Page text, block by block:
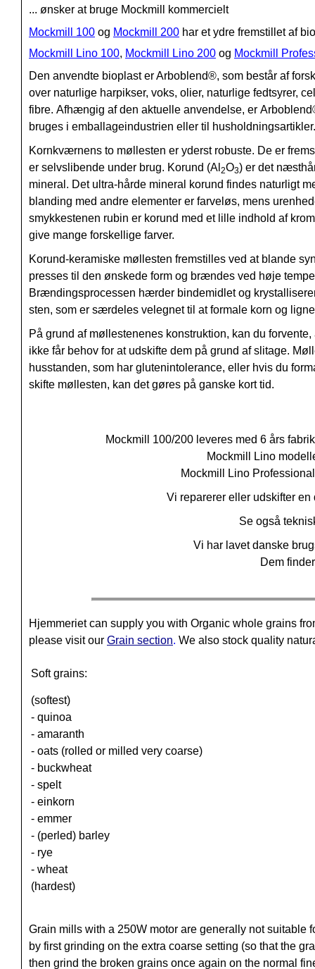
... ønsker at bruge Mockmill kommercielt
Mockmill 100 og Mockmill 200 har et ydre fremstillet af
Mockmill Lino 100, Mockmill Lino 200 og Mockmill
Den anvendte bioplast er Arboblend®, som består af
over naturlige harpikser, voks, olier, naturlige fedtsyrer,
fibre. Afhængig af den aktuelle anvendelse, er Arboblend
bruges i emballageindustrien eller til
Kornkværnens to møllesten er yderst robuste. De er
er selvslibende under brug. Korund (Al 2O3) er det
mineral. Det ultra-hårde mineral korund findes naturligt
blanding med andre elementer er farveløs, mens
smykkestenen rubin er korund med et lille indhold af
give mange forskellige farver.
Korund-keramiske møllesten fremstilles ved at blande
presses til den ønskede form og brændes ved høje
Brændingsprocessen hærder bindemidlet og
sten, som er særdeles velegnet til at formale korn og
På grund af møllestenenes konstruktion, kan du
ikke får behov for at udskifte dem på grund af slitage.
husstanden, som har glutenintolerance, eller hvis du
skifte møllesten, kan det gøres på ganske kort tid.
Mockmill 100/200 leveres med 6 års
Mockmill Lino
Mockmill Lino
Vi reparerer eller udskifter
Se også
Vi har lavet danske
Dem
Hjemmeriet can supply you with Organic whole grains
please visit our Grain section. We also stock quality
Soft grains:
(softest)
- quinoa
- amaranth
- oats (rolled or milled very coarse)
- buckwheat
- spelt
- einkorn
- emmer
- (perled) barley
- rye
- wheat
(hardest)
Grain mills with a 250W motor are generally not suitable
by first grinding on the extra coarse setting (so that the
then grind the broken grains once again on the normal